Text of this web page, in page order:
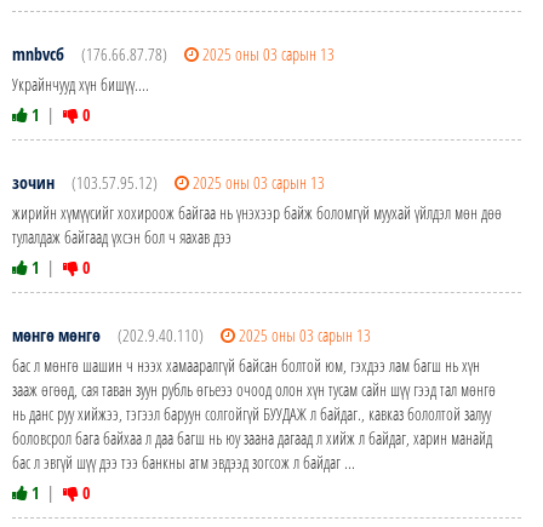
mnbvcб (176.66.87.78)
2025 оны 03 сарын 13
Украйнчууд хүн бишүү....
1 | 0
зочин (103.57.95.12)
2025 оны 03 сарын 13
жирийн хүмүүсийг хохироож байгаа нь үнэхээр байж боломгүй муухай үйлдэл мөн дөө
тулалдаж байгаад үхсэн бол ч яахав дээ
1 | 0
мөнгө мөнгө (202.9.40.110)
2025 оны 03 сарын 13
бас л мөнгө шашин ч нээх хамааралгүй байсан болтой юм, гэхдээ лам багш нь хүн
зааж өгөөд, сая таван зуун рубль өгьеээ очоод олон хүн тусам сайн шүү гээд тал мөнгө
нь данс руу хийжээ, тэгээл баруун солгойгүй БУУДАЖ л байдаг., кавказ бололтой залуу
боловсрол бага байхаа л даа багш нь юу заана дагаад л хийж л байдаг, харин манайд
бас л эвгүй шүү дээ тээ банкны атм эвдээд зогсож л байдаг ...
1 | 0